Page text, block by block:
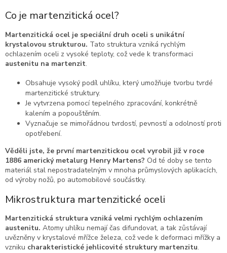
Co je martenzitická ocel?
Martenzitická ocel je speciální druh oceli s unikátní
krystalovou strukturou. Tato struktura vzniká rychlým
ochlazením oceli z vysoké teploty, což vede k transformaci
austenitu na martenzit.
Obsahuje vysoký podíl uhlíku, který umožňuje tvorbu tvrdé
martenzitické struktury.
Je vytvrzena pomocí tepelného zpracování, konkrétně
kalením a popouštěním.
Vyznačuje se mimořádnou tvrdostí, pevností a odolností proti
opotřebení.
Věděli jste, že první martenzitickou ocel vyrobil již v roce
1886 americký metalurg Henry Martens? Od té doby se tento
materiál stal nepostradatelným v mnoha průmyslových aplikacích,
od výroby nožů, po automobilové součástky.
Mikrostruktura martenzitické oceli
Martenzitická struktura vzniká velmi rychlým ochlazením
austenitu. Atomy uhlíku nemají čas difundovat, a tak zůstávají
uvězněny v krystalové mřížce železa, což vede k deformaci mřížky a
vzniku charakteristické jehlicovité struktury martenzitu.